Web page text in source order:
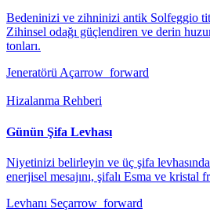
Bedeninizi ve zihninizi antik Solfeggio
Zihinsel odağı güçlendiren ve derin
tonları.
Jeneratörü Açarrow_forward
Hizalanma Rehberi
Günün Şifa Levhası
Niyetinizi belirleyin ve üç şifa
enerjisel mesajını, şifalı Esma ve kristal
Levhanı Seçarrow_forward